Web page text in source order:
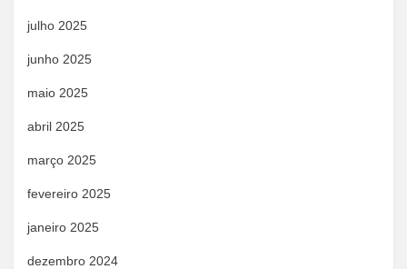
julho 2025
junho 2025
maio 2025
abril 2025
março 2025
fevereiro 2025
janeiro 2025
dezembro 2024